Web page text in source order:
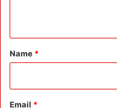
*
Name *
Email *